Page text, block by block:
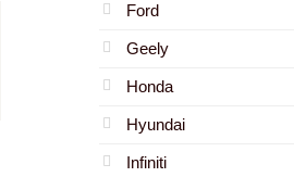
Ford
Geely
Honda
Hyundai
Infiniti